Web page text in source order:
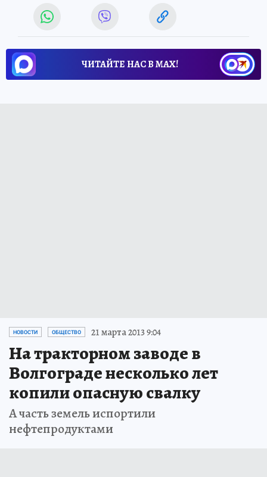
ЧИТАЙТЕ НАС В МАХ!
НОВОСТИ ОБЩЕСТВО 21 марта 2013 9:04
На тракторном заводе в
Волгограде несколько лет
копили опасную свалку
А часть земель испортили
нефтепродуктами